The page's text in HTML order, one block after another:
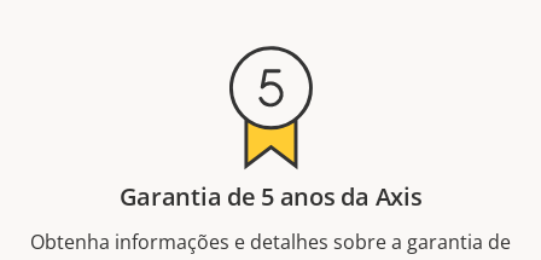
Garantia de 5 anos da Axis
Obtenha informações e detalhes sobre a garantia de